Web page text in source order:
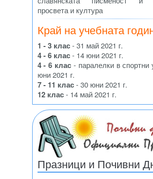
просвета и култура
Край на учебната
1 - 3 клас- 31 май 2021 г.
4 - 6 клас- 14 юни 2021 г.
4 - 6 клас - паралелки в
юни 2021 г.
7 - 11 клас- 30 юни 2021 г.
12 клас- 14 май 2021 г.
Празници и Почивни